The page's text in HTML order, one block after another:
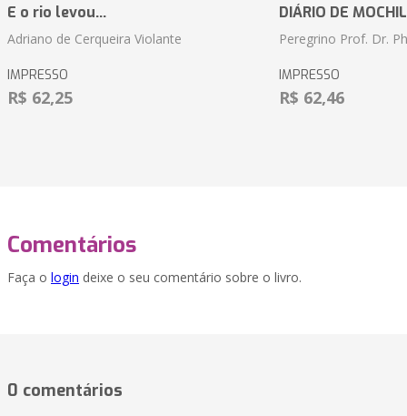
E o rio levou...
Adriano de Cerqueira Violante
IMPRESSO
R$ 62,25
DIÁRIO DE
Peregrino Prof. Dr.
IMPRESSO
R$ 62,46
Comentários
Faça o login deixe o seu comentário sobre o livro.
0 comentários